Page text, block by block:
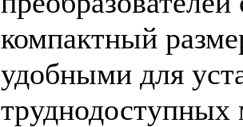
компактный
удобными для
труднодоступных